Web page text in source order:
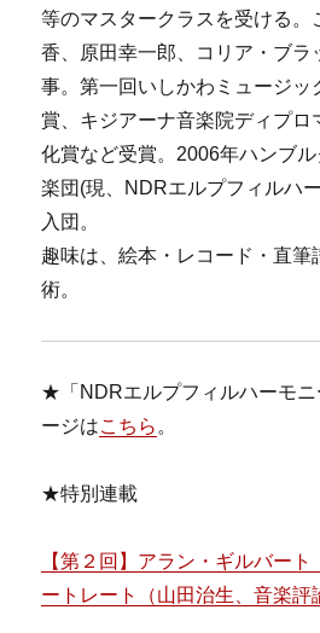
等のマスタークラスを受ける。
香、原田幸一郎、コリア・ブラ
事。第一回いしかわミュージッ
賞、キジアーナ音楽院ディプロ
化賞など受賞。2006年ハンブ
楽団(現、NDRエルプフィルハ
入団。
趣味は、絵本・レコード・直筆
術。
★「NDRエルプフィルハーモ
ージはこちら。
★特別連載
【第２回】アラン・ギルバー
ートレート（山田治生、音楽評